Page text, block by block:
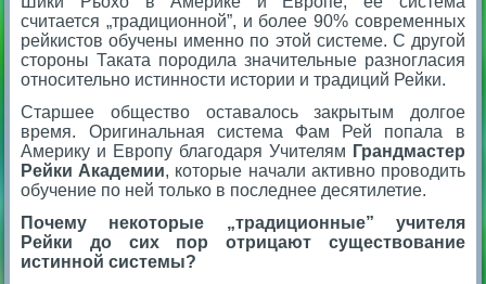
считается „традиционной”, и более 90% современных
рейкистов обучены именно по этой системе. С другой
стороны Таката породила значительные разногласия
относительно истинности истории и традиций Рейки.
Старшее общество оставалось закрытым долгое
время. Оригинальная система Фам Рей попала в
Америку и Европу благодаря Учителям Грандмастер
Рейки Академии, которые начали активно проводить
обучение по ней только в последнее десятилетие.
Почему некоторые „традиционные” учителя
Рейки до сих пор отрицают существование
истинной системы?